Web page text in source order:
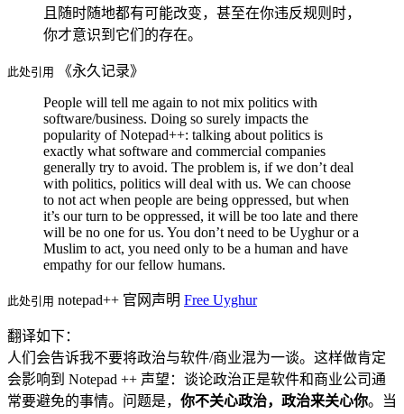
且随时随地都有可能改变，甚至在你违反规则时，
你才意识到它们的存在。
此处引用 《永久记录》
People will tell me again to not mix politics with
software/business. Doing so surely impacts the
popularity of Notepad++: talking about politics is
exactly what software and commercial companies
generally try to avoid. The problem is, if we don’t deal
with politics, politics will deal with us. We can choose
to not act when people are being oppressed, but when
it’s our turn to be oppressed, it will be too late and there
will be no one for us. You don’t need to be Uyghur or a
Muslim to act, you need only to be a human and have
empathy for our fellow humans.
此处引用 notepad++ 官网声明 Free Uyghur
翻译如下：
人们会告诉我不要将政治与软件/商业混为一谈。这样做肯定
会影响到 Notepad ++ 声望：谈论政治正是软件和商业公司通
常要避免的事情。问题是， 你不关心政治，政治来关心你。当